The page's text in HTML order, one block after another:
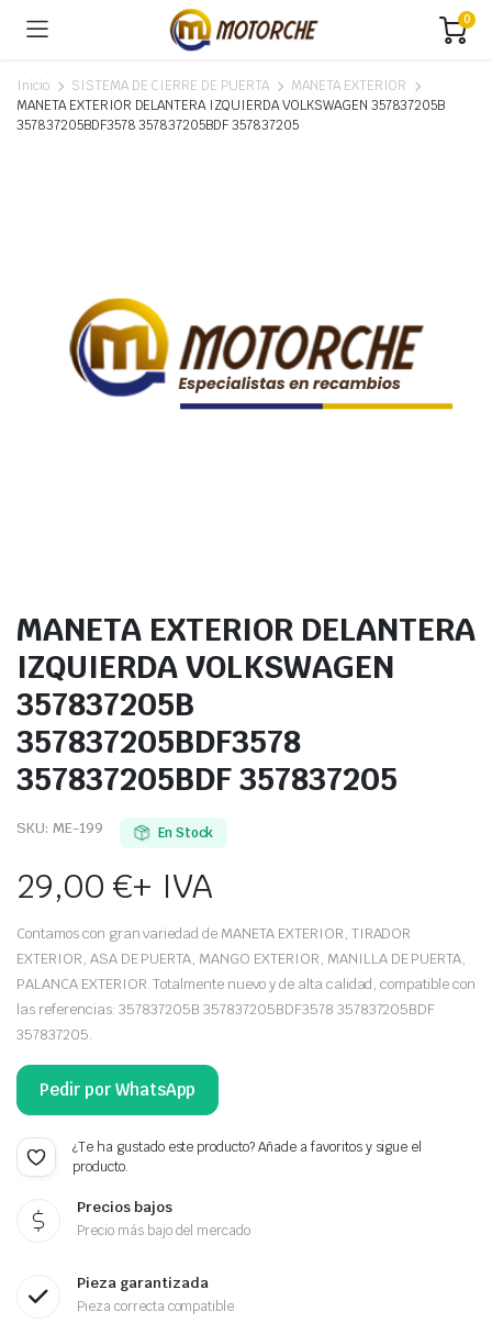
0
Inicio SISTEMA DE CIERRE DE PUERTA
MANETA EXTERIOR
MANETA EXTERIOR DELANTERA IZQUIERDA VOLKSWAGEN 357837205B
357837205BDF3578 357837205BDF 357837205
MANETA EXTERIOR DELANTERA
IZQUIERDA VOLKSWAGEN
357837205B
357837205BDF3578
357837205BDF 357837205
SKU: ME-199 En Stock
29,00€+ IVA
Contamos con gran variedad de MANETA EXTERIOR, TIRADOR
EXTERIOR, ASA DE PUERTA, MANGO EXTERIOR, MANILLA DE PUERTA,
PALANCA EXTERIOR. Totalmente nuevo y de alta calidad, compatible con
las referencias: 357837205B 357837205BDF3578 357837205BDF
357837205.
Pedir por WhatsApp
¿Te ha gustado este producto? Añade a favoritos y sigue el
producto.
Precios bajos
Precio más bajo del mercado
Pieza garantizada
Pieza correcta compatible